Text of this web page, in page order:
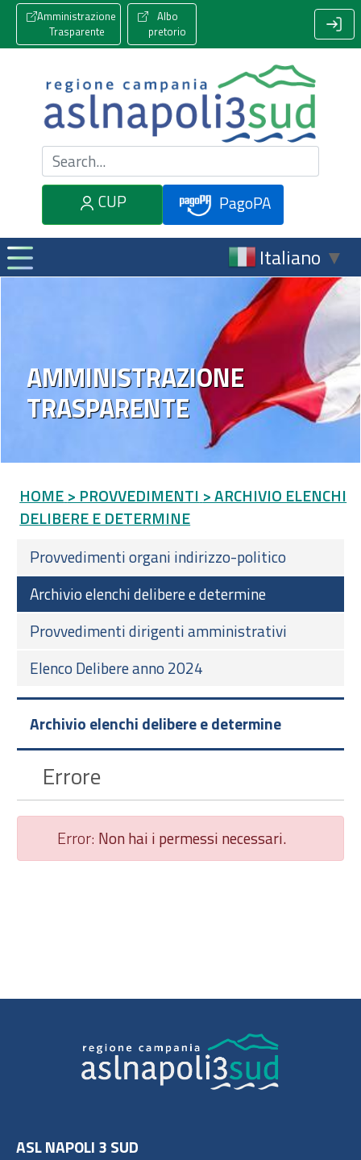
Amministrazione
Trasparente
Albo
pretorio
Cerca nel sito
CUP
PagoPA
Italiano ▼
AMMINISTRAZIONE
TRASPARENTE
HOME > PROVVEDIMENTI > ARCHIVIO ELENCHI
DELIBERE E DETERMINE
Provvedimenti organi indirizzo-politico
Archivio elenchi delibere e determine
Provvedimenti dirigenti amministrativi
Elenco Delibere anno 2024
Archivio elenchi delibere e determine
Errore
Error: Non hai i permessi necessari.
ASL NAPOLI 3 SUD